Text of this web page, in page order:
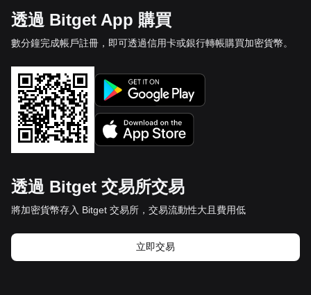
透過 Bitget App 購買
數分鐘完成帳戶註冊，即可透過信用卡或銀行轉帳購買加密貨幣。
透過 Bitget 交易所交易
將加密貨幣存入 Bitget 交易所，交易流動性大且費用低
立即交易